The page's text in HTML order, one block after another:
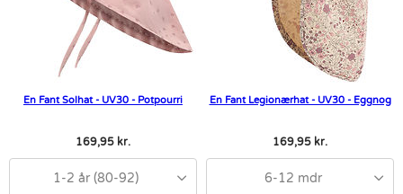
En Fant Solhat - UV30 - Potpourri
169,95 kr.
1-2 år (80-92)
En Fant Legionærhat - UV30 - Eggnog
169,95 kr.
6-12 mdr